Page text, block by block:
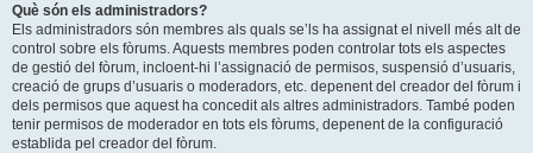
Què són els administradors?
Els administradors són membres als quals se’ls ha assignat el nivell més alt de
control sobre els fòrums. Aquests membres poden controlar tots els aspectes
de gestió del fòrum, incloent-hi l’assignació de permisos, suspensió d’usuaris,
creació de grups d’usuaris o moderadors, etc. depenent del creador del fòrum i
dels permisos que aquest ha concedit als altres administradors. També poden
tenir permisos de moderador en tots els fòrums, depenent de la configuració
establida pel creador del fòrum.